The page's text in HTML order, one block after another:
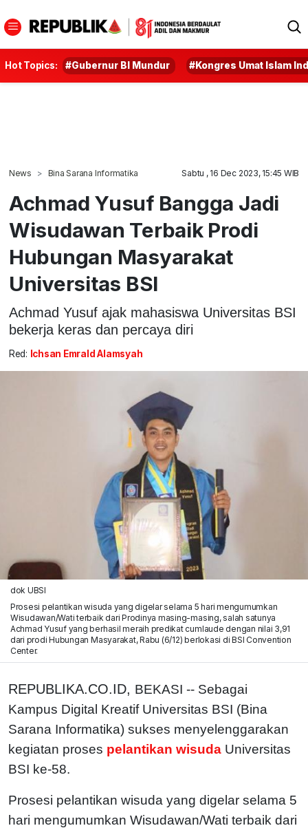
Hot Topics: #Gubernur BI Mundur #Kongres Umat Islam
News Bina Sarana Informatika Sabtu , 16 Dec 2023, 15:45 WIB
Achmad Yusuf Bangga Jadi
Wisudawan Terbaik Prodi
Hubungan Masyarakat
Universitas BSI
Achmad Yusuf ajak mahasiswa Universitas BSI
bekerja keras dan percaya diri
Red: Ichsan Emrald Alamsyah
dok UBSI
Prosesi pelantikan wisuda yang digelar selama 5 hari mengumumkan
Wisudawan/Wati terbaik dari Prodinya masing-masing, salah satunya
Achmad Yusuf yang berhasil meraih predikat cumlaude dengan nilai 3,91
dari prodi Hubungan Masyarakat, Rabu (6/12) berlokasi di BSI Convention
Center.
REPUBLIKA.CO.ID, BEKASI -- Sebagai
Kampus Digital Kreatif Universitas BSI (Bina
Sarana Informatika) sukses menyelenggarakan
kegiatan proses pelantikan wisuda Universitas
BSI ke-58.
Prosesi pelantikan wisuda yang digelar selama 5
hari mengumumkan Wisudawan/Wati terbaik dari